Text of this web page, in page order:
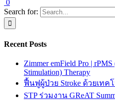
0
Search for:
Recent Posts
Zimmer emField Pro |
Stimulation) Therapy
ฟื้นฟูผู้ป่วย Stroke ด้วยเท
STP ร่วมงาน GReAT